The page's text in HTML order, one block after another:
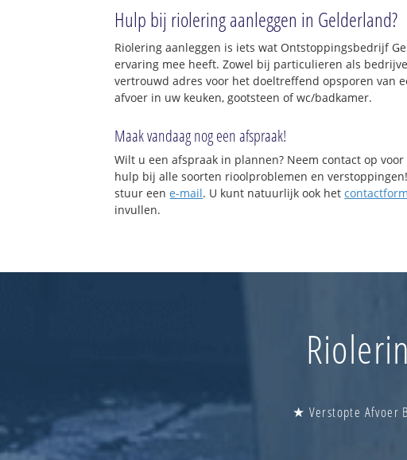
Beuningen-Den Balmerd
Beuningen-Sportpark De
Ooigraaf
Beuningen-Heuve-1
Beuningen-Heuve-2
Beuningen-Heuve-3
Beuningen-Beuningse Plas
Hulp bij riolering aanleggen in Gelderland?
Riolering aanleggen is iets wat Ontstoppingsbedrijf
ervaring mee heeft. Zowel bij particulieren als
vertrouwd adres voor het doeltreffend opsporen van
afvoer in uw keuken, gootsteen of wc/badkamer.
Maak vandaag nog een afspraak!
Wilt u een afspraak in plannen? Neem contact op
hulp bij alle soorten rioolproblemen en
stuur eene-mail. U kunt natuurlijk ook het
invullen.
★ Verstopte Afvoer